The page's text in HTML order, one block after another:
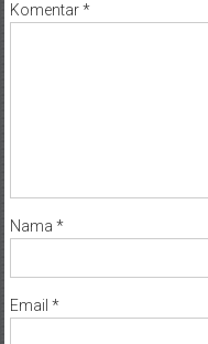
Komentar*
Nama *
Email *